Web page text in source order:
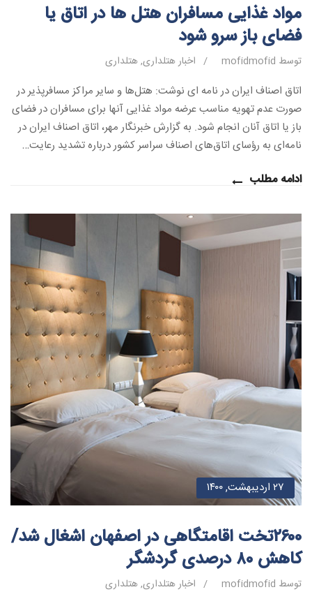
مواد غذایی مسافران هتل ها در اتاق یا
فضای باز سرو شود
توسط mofidmofid / اخبار هتلداری,هتلداری
اتاق اصناف ایران در نامه ای نوشت: هتل‌ها و سایر مراکز مسافرپذیر در
صورت عدم تهویه مناسب عرضه مواد غذایی آنها برای مسافران در فضای
باز یا اتاق آنان انجام شود. به گزارش خبرنگار مهر، اتاق اصناف ایران در
نامه‌ای به رؤسای اتاق‌های اصناف سراسر کشور درباره تشدید رعایت…
ادامه مطلب
۲۷ اردیبهشت, ۱۴۰۰
۲۶۰۰تخت اقامتگاهی در اصفهان اشغال شد/
کاهش ۸۰ درصدی گردشگر
توسط mofidmofid / اخبار هتلداری,هتلداری